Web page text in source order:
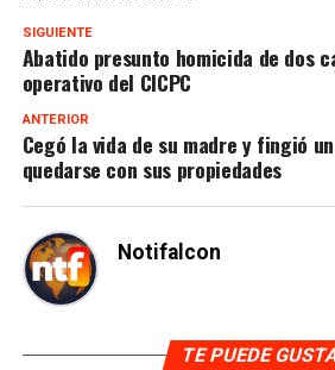
SIGUIENTE
Abatido presunto homicida de dos
operativo del CICPC
ANTERIOR
Cegó la vida de su madre y fingió
quedarse con sus propiedades
Notifalcon
TE PUEDE